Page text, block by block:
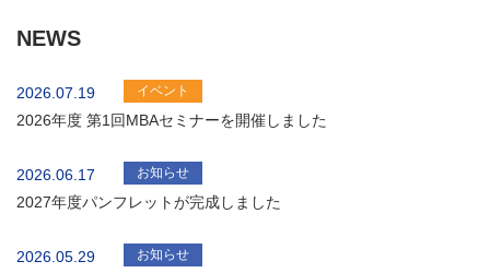
NEWS
2026.07.19 イベント
2026年度 第1回MBAセミナーを開催しました
2026.06.17 お知らせ
2027年度パンフレットが完成しました
2026.05.29 お知らせ